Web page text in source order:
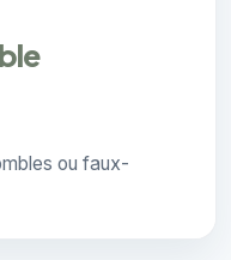
ou faux-